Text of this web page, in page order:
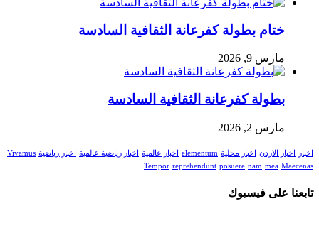
ختام بطولة كفرعانة الثقافية السادسة
مارس 9, 2026
بطولة كفرعانة الثقافية السادسة
مارس 2, 2026
اخبار اخبار الاردن اخبار محلية elementum اخبار عالمية اخبار رياضية عالمية اخبار رياضية Vivamus
Tempor reprehendunt posuere nam mea Maecenas
تابعنا على فيسبوك